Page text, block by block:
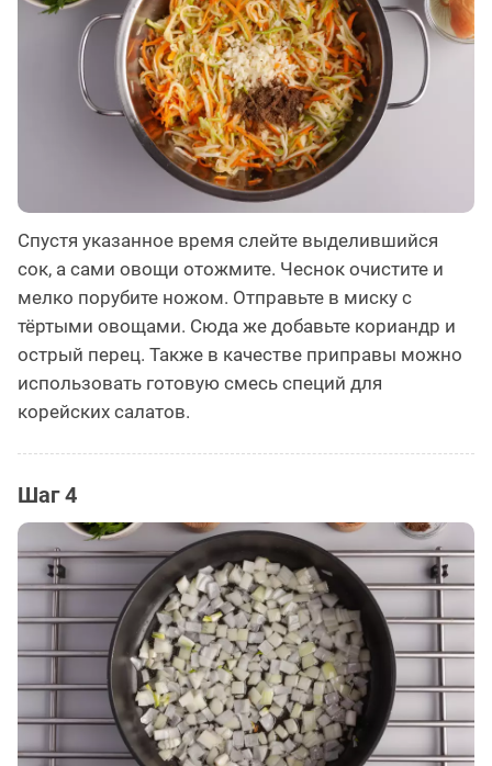
Спустя указанное время слейте выделившийся
сок, а сами овощи отожмите. Чеснок очистите и
мелко порубите ножом. Отправьте в миску с
тёртыми овощами. Сюда же добавьте кориандр и
острый перец. Также в качестве приправы можно
использовать готовую смесь специй для
корейских салатов.
Шаг 4